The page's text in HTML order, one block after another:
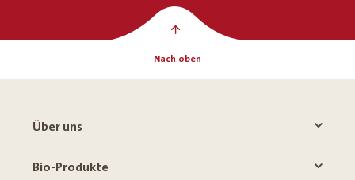
Nach oben
Über uns
Bio-Produkte